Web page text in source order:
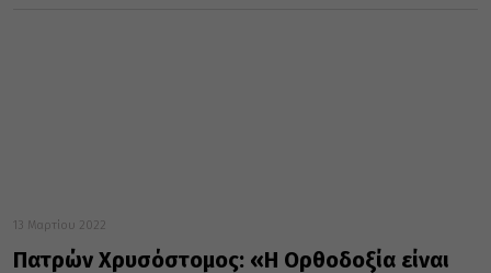
13 Μαρτίου 2022
Πατρών Χρυσόστομος: «Η Ορθοδοξία είναι